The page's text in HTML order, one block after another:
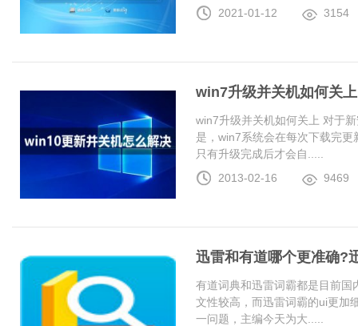
2021-01-12
3154
win7升级并关机如何关上
win7升级并关机如何关上 对于
是，win7系统会在每次下载完
只有升级完成后才会自.....
2013-02-16
9469
迅雷和有道哪个更准确?
有道词典和迅雷词霸都是目前
文性较高，而迅雷词霸的ui更加
一问题，主编今天为大.....